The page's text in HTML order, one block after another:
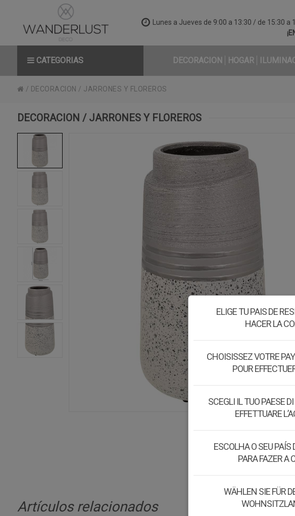
Lunes a Jueves de 9:00 a 13:30 / de 15:30 a
CATEGORIAS DECORACION HOGAR
/ DECORACION / JARRONES Y FLOREROS
DECORACION / JARRONES Y FLOREROS
Artículos relacionados
ELIGE TU PAIS DE
HACER LA
CHOISISSEZ VOTRE
POUR
SCEGLI IL TUO PAESE
EFFETTUARE
ESCOLHA O SEU PAÍS
PARA FAZER A
WÄHLEN SIE FÜR